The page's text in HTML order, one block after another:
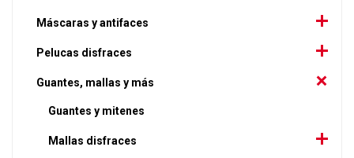
Máscaras y antifaces
Pelucas disfraces
Guantes, mallas y más
Guantes y mitenes
Mallas disfraces